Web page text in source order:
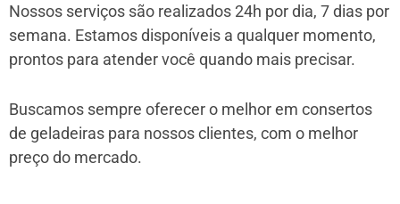
Nossos serviços são realizados 24h por dia, 7 dias por
semana. Estamos disponíveis a qualquer momento,
prontos para atender você quando mais precisar.
Buscamos sempre oferecer o melhor em consertos
de geladeiras para nossos clientes, com o melhor
preço do mercado.